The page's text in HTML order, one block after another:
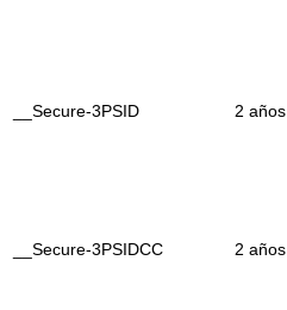
__Secure-3PSID 2 años
__Secure-3PSIDCC 2 años